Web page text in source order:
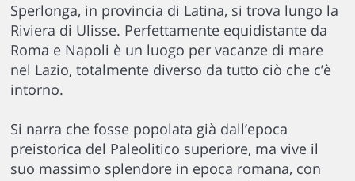
Sperlonga, in provincia di Latina, si trova lungo la
Riviera di Ulisse. Perfettamente equidistante da
Roma e Napoli è un luogo per vacanze di mare
nel Lazio, totalmente diverso da tutto ciò che c’è
intorno.
Si narra che fosse popolata già dall’epoca
preistorica del Paleolitico superiore, ma vive il
suo massimo splendore in epoca romana, con